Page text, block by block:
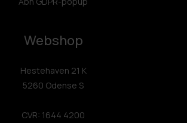
Webshop
Hestehaven 21 K
5260 Odense S
CVR: 1644 4200